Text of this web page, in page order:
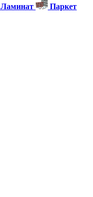
Ламинат
Паркет